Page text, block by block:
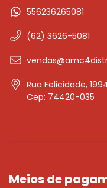
556236265081
(62) 3626-5081
Rua Felicidade,
Cep: 74420-035
Meios de